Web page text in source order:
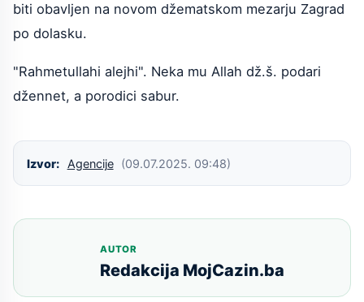
biti obavljen na novom džematskom mezarju Zagrad
po dolasku.
"Rahmetullahi alejhi". Neka mu Allah dž.š. podari
džennet, a porodici sabur.
Izvor: Agencije (09.07.2025. 09:48)
AUTOR
Redakcija MojCazin.ba